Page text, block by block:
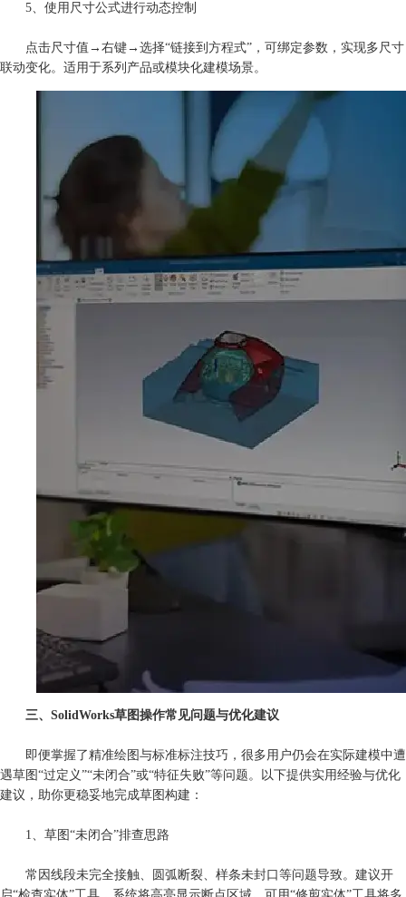
5、使用尺寸公式进行动态控制
点击尺寸值→右键→选择“链接到方程式”，可绑定参数，实现多尺寸
联动变化。适用于系列产品或模块化建模场景。
三、SolidWorks草图操作常见问题与优化建议
即便掌握了精准绘图与标准标注技巧，很多用户仍会在实际建模中遭
遇草图“过定义”“未闭合”或“特征失败”等问题。以下提供实用经验与优化
建议，助你更稳妥地完成草图构建：
1、草图“未闭合”排查思路
常因线段未完全接触、圆弧断裂、样条未封口等问题导致。建议开